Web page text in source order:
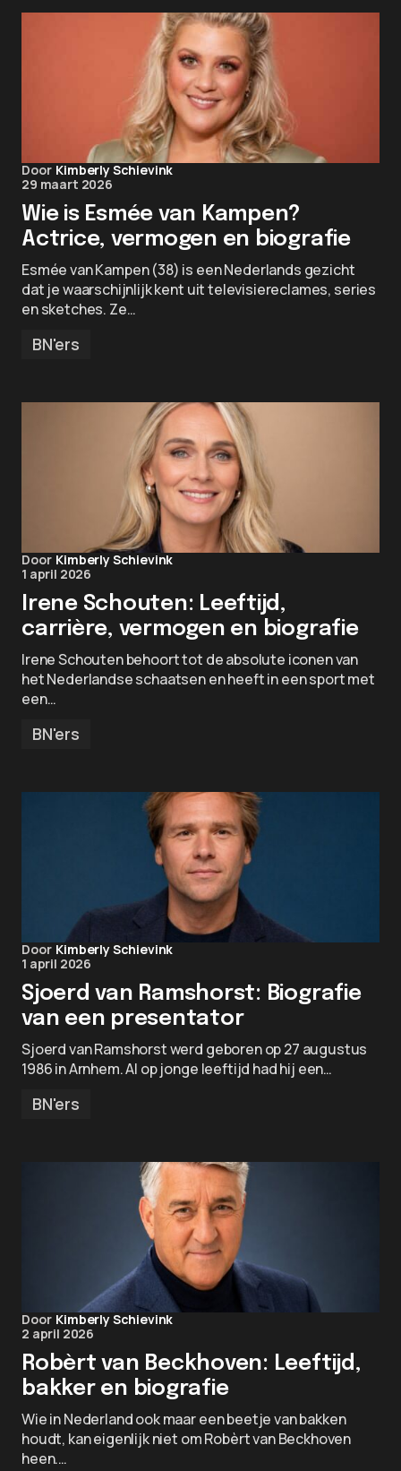
Door Kimberly Schievink
29 maart 2026
Wie is Esmée van Kampen?
Actrice, vermogen en biografie
Esmée van Kampen (38) is een Nederlands gezicht
dat je waarschijnlijk kent uit televisiereclames, series
en sketches. Ze…
BN'ers
Door Kimberly Schievink
1 april 2026
Irene Schouten: Leeftijd,
carrière, vermogen en biografie
Irene Schouten behoort tot de absolute iconen van
het Nederlandse schaatsen en heeft in een sport met
een…
BN'ers
Door Kimberly Schievink
1 april 2026
Sjoerd van Ramshorst: Biografie
van een presentator
Sjoerd van Ramshorst werd geboren op 27 augustus
1986 in Arnhem. Al op jonge leeftijd had hij een…
BN'ers
Door Kimberly Schievink
2 april 2026
Robèrt van Beckhoven: Leeftijd,
bakker en biografie
Wie in Nederland ook maar een beetje van bakken
houdt, kan eigenlijk niet om Robèrt van Beckhoven
heen.…